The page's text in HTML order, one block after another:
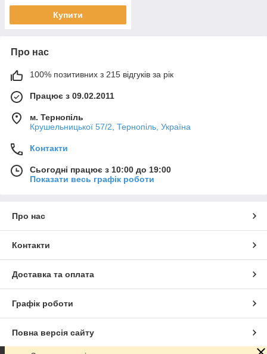
Купити
Про нас
100% позитивних з 215 відгуків за рік
Працює з 09.02.2011
м. Тернопіль
Крушельницької 57/2, Тернопіль, Україна
Контакти
Сьогодні працює з 10:00 до 19:00
Показати весь графік роботи
Про нас
Контакти
Доставка та оплата
Графік роботи
Повна версія сайту